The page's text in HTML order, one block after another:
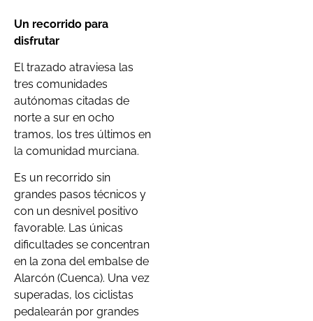
Un recorrido para
disfrutar
El trazado atraviesa las
tres comunidades
autónomas citadas de
norte a sur en ocho
tramos, los tres últimos en
la comunidad murciana.
Es un recorrido sin
grandes pasos técnicos y
con un desnivel positivo
favorable. Las únicas
dificultades se concentran
en la zona del embalse de
Alarcón (Cuenca). Una vez
superadas, los ciclistas
pedalearán por grandes